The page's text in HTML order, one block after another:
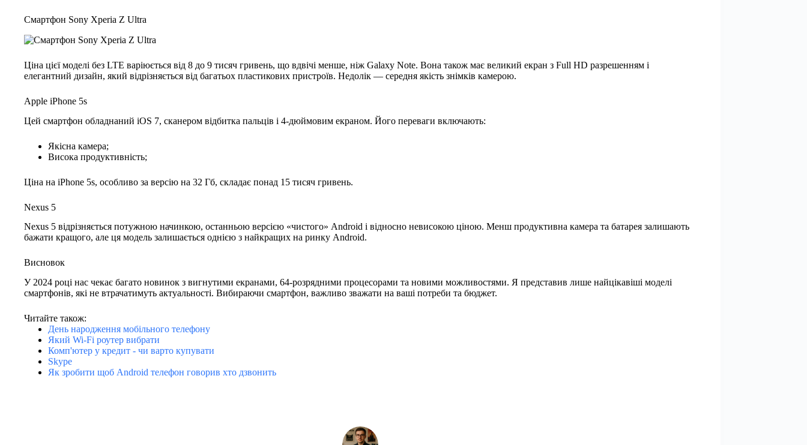
Смартфон Sony Xperia Z Ultra
Ціна цієї моделі без LTE варіюється від 8 до 9 тисяч гривень, що вдвічі менше, ніж Galaxy Note. Вона також має великий екран з Full HD разрешенням і
елегантний дизайн, який відрізняється від багатьох пластикових пристроїв. Недолік — середня якість знімків камерою.
Apple iPhone 5s
Цей смартфон обладнаний iOS 7, сканером відбитка пальців і 4-дюймовим екраном. Його переваги включають:
Якісна камера;
Висока продуктивність;
Ціна на iPhone 5s, особливо за версію на 32 Гб, складає понад 15 тисяч гривень.
Nexus 5
Nexus 5 відрізняється потужною начинкою, останньою версією «чистого» Android і відносно невисокою ціною. Менш продуктивна камера та батарея залишають
бажати кращого, але ця модель залишається однією з найкращих на ринку Android.
Висновок
У 2024 році нас чекає багато новинок з вигнутими екранами, 64-розрядними процесорами та новими можливостями. Я представив лише найцікавіші моделі
смартфонів, які не втрачатимуть актуальності. Вибираючи смартфон, важливо зважати на ваші потреби та бюджет.
Читайте також:
День народження мобільного телефону
Який Wi-Fi роутер вибрати
Комп'ютер у кредит - чи варто купувати
Skype
Як зробити щоб Android телефон говорив хто дзвонить